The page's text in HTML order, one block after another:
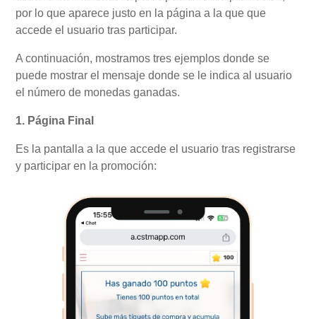
por lo que aparece justo en la página a la que que
accede el usuario tras participar.
A continuación, mostramos tres ejemplos donde se
puede mostrar el mensaje donde se le indica al usuario
el número de monedas ganadas.
1. Página Final
Es la pantalla a la que accede el usuario tras registrarse
y participar en la promoción: